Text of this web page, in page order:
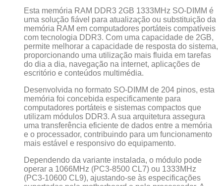
Esta memória RAM DDR3 2GB 1333MHz SO-DIMM é
uma solução fiável para atualização ou substituição da
memória RAM em computadores portáteis compatíveis
com tecnologia DDR3. Com uma capacidade de 2GB,
permite melhorar a capacidade de resposta do sistema,
proporcionando uma utilização mais fluida em tarefas
do dia a dia, navegação na internet, aplicações de
escritório e conteúdos multimédia.
Desenvolvida no formato SO-DIMM de 204 pinos, esta
memória foi concebida especificamente para
computadores portáteis e sistemas compactos que
utilizam módulos DDR3. A sua arquitetura assegura
uma transferência eficiente de dados entre a memória
e o processador, contribuindo para um funcionamento
mais estável e responsivo do equipamento.
Dependendo da variante instalada, o módulo pode
operar a 1066MHz (PC3-8500 CL7) ou 1333MHz
(PC3-10600 CL9), ajustando-se às especificações